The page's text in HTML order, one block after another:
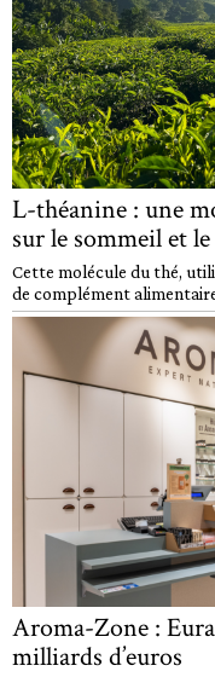
L-théanine : une
sur le sommeil et le
Cette molécule du thé,
de complément
Aroma-Zone :
milliards d’euros